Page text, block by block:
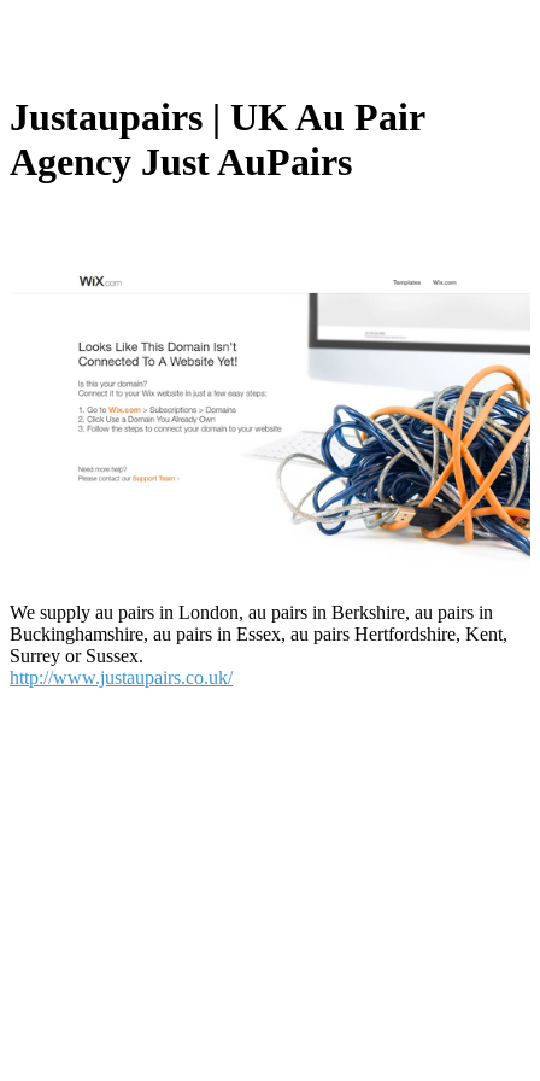
Justaupairs | UK Au Pair
Agency Just AuPairs
We supply au pairs in London, au pairs in Berkshire, au pairs in
Buckinghamshire, au pairs in Essex, au pairs Hertfordshire, Kent,
Surrey or Sussex.
http://www.justaupairs.co.uk/